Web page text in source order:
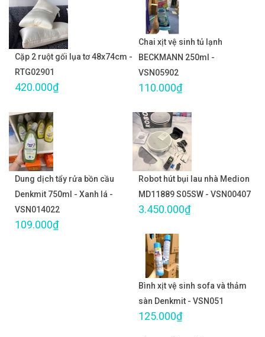
Cặp 2 ruột gối lụa tơ 48x74cm -
RTG02901
420.000₫
Chai xịt vệ sinh tủ lạnh
BECKMANN 250ml -
VSN05902
110.000₫
Dung dịch tẩy rửa bồn cầu
Denkmit 750ml - Xanh lá -
VSN014022
109.000₫
Robot hút bụi lau nhà Medion
MD11889 S05SW - VSN00407
3.450.000₫
Bình xịt vệ sinh sofa và thảm
sàn Denkmit - VSN051
125.000₫